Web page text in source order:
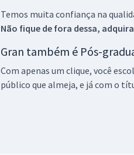
Temos muita confiança na
Não fique de fora dessa,
Gran também é Pós-
Com apenas um clique, você
público que almeja, e já com o